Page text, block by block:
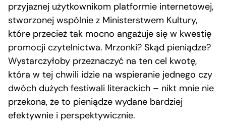
przyjaznej użytkownikom platformie internetowej,
stworzonej wspólnie z Ministerstwem Kultury,
które przecież tak mocno angażuje się w kwestię
promocji czytelnictwa. Mrzonki? Skąd pieniądze?
Wystarczyłoby przeznaczyć na ten cel kwotę,
która w tej chwili idzie na wspieranie jednego czy
dwóch dużych festiwali literackich – nikt mnie nie
przekona, że to pieniądze wydane bardziej
efektywnie i perspektywicznie.